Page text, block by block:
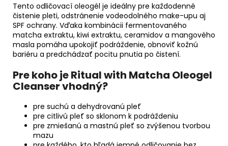
Tento odličovací oleogél je ideálny pre každodenné
čistenie pleti, odstránenie vodeodolného make-upu aj
SPF ochrany. Vďaka kombinácii fermentovaného
matcha extraktu, kiwi extraktu, ceramidov a mangového
masla pomáha upokojiť podráždenie, obnoviť kožnú
bariéru a predchádzať pocitu pnutia po čistení.
Pre koho je Ritual with Matcha Oleogel
Cleanser vhodný?
pre suchú a dehydrovanú pleť
pre citlivú pleť so sklonom k podráždeniu
pre zmiešanú a mastnú pleť so zvýšenou tvorbou
mazu